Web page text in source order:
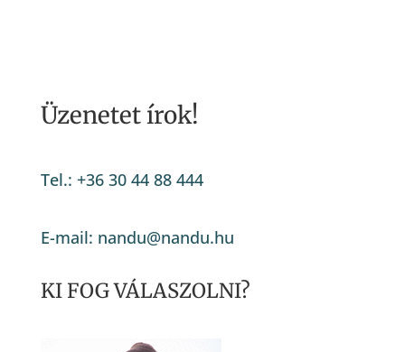
Üzenetet írok!
Tel.: +36 30 44 88 444
E-mail: nandu@nandu.hu
KI FOG VÁLASZOLNI?